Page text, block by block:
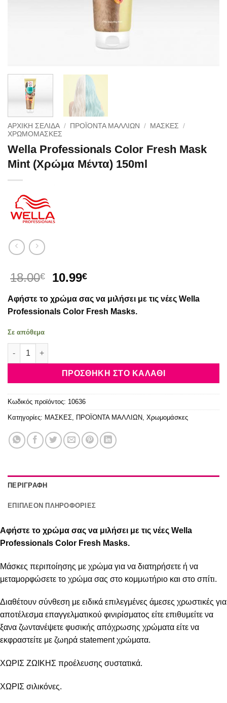
ΑΡΧΙΚΉ ΣΕΛΊΔΑ / ΠΡΟΪΟΝΤΑ ΜΑΛΛΙΩΝ / ΜΑΣΚΕΣ
/
ΧΡΩΜΟΜΆΣΚΕΣ
Wella Professionals Color Fresh Mask
Mint (Χρώμα Μέντα) 150ml
18.00€
Original
was:
18.00€.
10.99€Η
τιμή
είναι:
Αφήστε το χρώμα σας να μιλήσει με τις νέες Wella
Professionals Color Fresh Masks.
Σε απόθεμα
Wella Professionals Color Fresh Mask Mint (Χρώμα Μέντα)
ΠΡΟΣΘΉΚΗ ΣΤΟ ΚΑΛΆΘΙ
Κωδικός προϊόντος: 10636
Κατηγορίες: ΜΑΣΚΕΣ ΠΡΟΪΟΝΤΑ ΜΑΛΛΙΩΝ Χρωμομάσκες
ΠΕΡΙΓΡΑΦΉ
ΕΠΙΠΛΈΟΝ ΠΛΗΡΟΦΟΡΊΕΣ
Αφήστε το χρώμα σας να μιλήσει με τις νέες Wella
Professionals Color Fresh Masks.
Μάσκες περιποίησης με χρώμα για να διατηρήσετε ή να
μεταμορφώσετε το χρώμα σας στο κομμωτήριο και στο σπίτι.
Διαθέτουν σύνθεση με ειδικά επιλεγμένες άμεσες χρωστικές για
αποτέλεσμα επαγγελματικού φινιρίσματος είτε επιθυμείτε να
ξανα ζωντανέψετε φυσικής απόχρωσης χρώματα είτε να
εκφραστείτε με ζωηρά statement χρώματα.
ΧΩΡΙΣ ΖΩΙΚΗΣ προέλευσης συστατικά.
ΧΩΡΙΣ σιλικόνες.